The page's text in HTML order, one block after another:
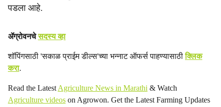
पडला आहे.
ॲग्रोवनचेसदस्य व्हा
शॉपिंगसाठी 'सकाळ प्राईम डील्स'च्या भन्नाट ऑफर्स पाहण्यासाठीक्लिक
करा.
Read the Latest Agriculture News in Marathi & Watch
Agriculture videos on Agrowon. Get the Latest Farming Updates